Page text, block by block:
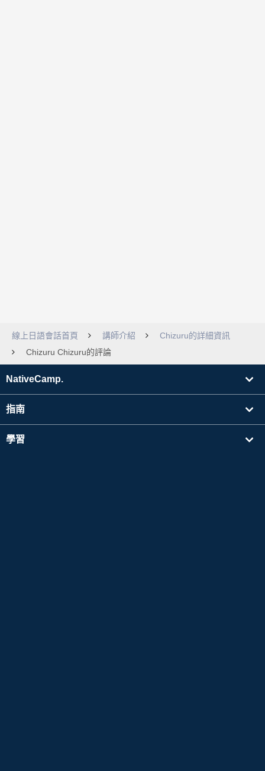
線上日語會話首頁 講師介紹
Chizuru的詳細資訊
Chizuru Chizuru的評論
NativeCamp.
指南
學習